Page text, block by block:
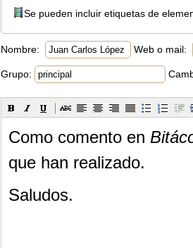
Se pueden incluir etiquetas de
Nombre: Web o mail:
Grupo: